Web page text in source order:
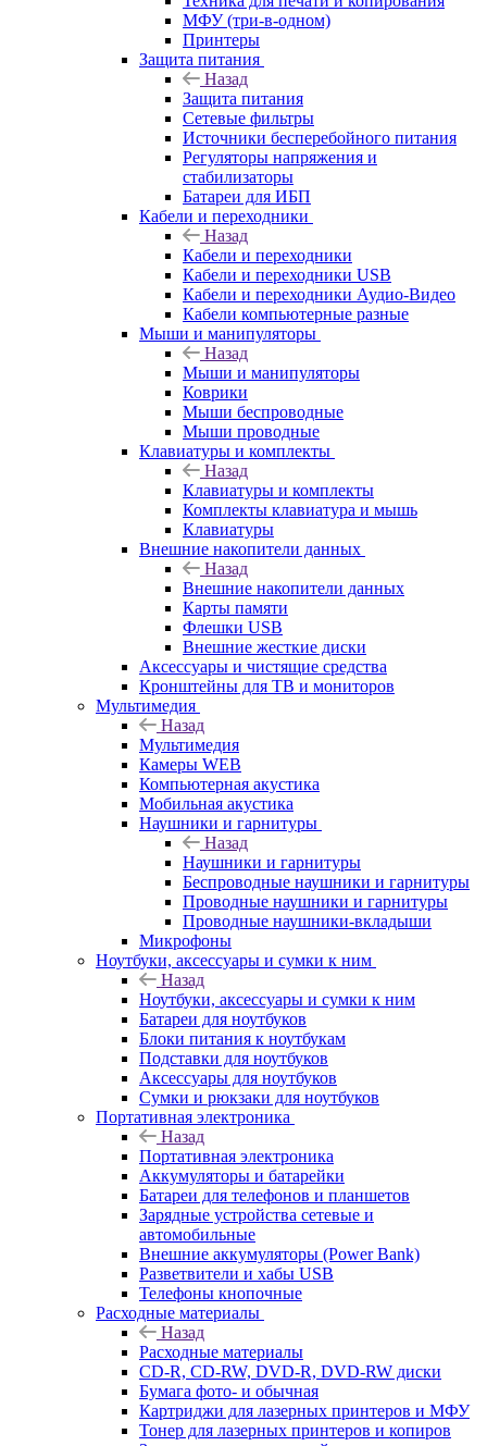
МФУ (три-в-одном)
Принтеры
Защита питания
Назад
Защита питания
Сетевые фильтры
Источники бесперебойного питания
Регуляторы напряжения и
стабилизаторы
Батареи для ИБП
Кабели и переходники
Назад
Кабели и переходники
Кабели и переходники USB
Кабели и переходники Аудио-Видео
Кабели компьютерные разные
Мыши и манипуляторы
Назад
Мыши и манипуляторы
Коврики
Мыши беспроводные
Мыши проводные
Клавиатуры и комплекты
Назад
Клавиатуры и комплекты
Комплекты клавиатура и мышь
Клавиатуры
Внешние накопители данных
Назад
Внешние накопители данных
Карты памяти
Флешки USB
Внешние жесткие диски
Аксессуары и чистящие средства
Кронштейны для ТВ и мониторов
Мультимедия
Назад
Мультимедия
Камеры WEB
Компьютерная акустика
Мобильная акустика
Наушники и гарнитуры
Назад
Наушники и гарнитуры
Беспроводные наушники и гарнитуры
Проводные наушники и гарнитуры
Проводные наушники-вкладыши
Микрофоны
Ноутбуки, аксессуары и сумки к ним
Назад
Ноутбуки, аксессуары и сумки к ним
Батареи для ноутбуков
Блоки питания к ноутбукам
Подставки для ноутбуков
Аксессуары для ноутбуков
Сумки и рюкзаки для ноутбуков
Портативная электроника
Назад
Портативная электроника
Аккумуляторы и батарейки
Батареи для телефонов и планшетов
Зарядные устройства сетевые и
автомобильные
Внешние аккумуляторы (Power Bank)
Разветвители и хабы USB
Телефоны кнопочные
Расходные материалы
Назад
Расходные материалы
CD-R, CD-RW, DVD-R, DVD-RW диски
Бумага фото- и обычная
Картриджи для лазерных принтеров и МФУ
Тонер для лазерных принтеров и копиров